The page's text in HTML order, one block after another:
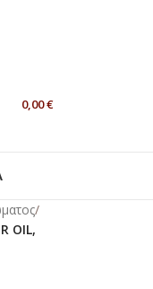
0,00€
/
OIL,